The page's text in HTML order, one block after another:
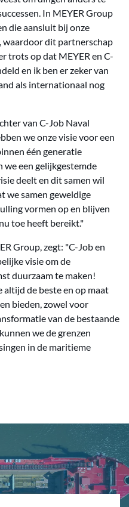
In MEYER Group
die aansluit bij onze
waardoor dit partnerschap
trots op dat MEYER en C-
en ik ben er zeker van
als internationaal nog
van C-Job Naval
we onze visie voor een
één generatie
we een gelijkgestemde
deelt en dit samen wil
we samen geweldige
vormen op en blijven
toe heeft bereikt."
Group, zegt: "C-Job en
visie om de
duurzaam te maken!
altijd de beste en op maat
bieden, zowel voor
van de bestaande
we de grenzen
in de maritieme